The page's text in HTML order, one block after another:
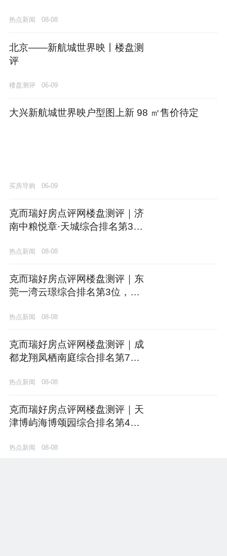
热点新闻 08-08
北京——新航城世界映丨楼盘测
评
楼盘测评 06-09
大兴新航城世界映户型图上新 98 ㎡售价待定
买房导购 06-09
克而瑞好房点评网楼盘测评｜济
南中粮悦章·天城综合排名第3
先
热点新闻 08-08
克而瑞好房点评网楼盘测评｜东
莞一湾云璟综合排名第3位，精
热点新闻 08-08
克而瑞好房点评网楼盘测评｜成
都龙翔凤栖南庭综合排名第7
先
热点新闻 08-08
克而瑞好房点评网楼盘测评｜天
津博屿海博颂园综合排名第4
先
热点新闻 08-08